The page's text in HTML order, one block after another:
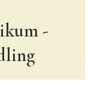
-